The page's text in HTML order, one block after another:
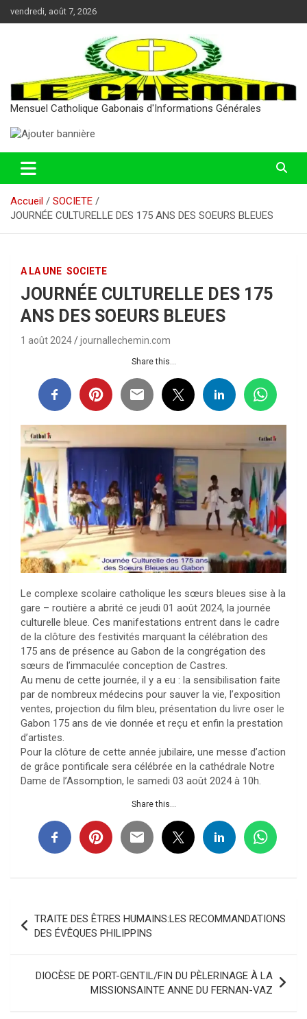
au
vendredi, août 7, 2026
Mensuel Catholique Gabonais d'Informations Générales
Accueil
SOCIETE
JOURNÉE CULTURELLE DES 175 ANS DES SOEURS BLEUES
A LA UNE SOCIETE
JOURNÉE CULTURELLE DES 175
ANS DES SOEURS BLEUES
1 août 2024 journallechemin.com
Share this...
Le complexe scolaire catholique les sœurs bleues sise à la
gare – routière a abrité ce jeudi 01 août 2024, la journée
culturelle bleue. Ces manifestations entrent dans le cadre
de la clôture des festivités marquant la célébration des
175 ans de présence au Gabon de la congrégation des
sœurs de l’immaculée conception de Castres.
Au menu de cette journée, il y a eu : la sensibilisation faite
par de nombreux médecins pour sauver la vie, l’exposition
ventes, projection du film bleu, présentation du livre oser le
Gabon 175 ans de vie donnée et reçu et enfin la prestation
d’artistes.
Pour la clôture de cette année jubilaire, une messe d’action
de grâce pontificale sera célébrée en la cathédrale Notre
Dame de l’Assomption, le samedi 03 août 2024 à 10h.
Share this...
de
l’article
TRAITE DES ÊTRES HUMAINS:LES RECOMMANDATIONS
DES ÉVÊQUES PHILIPPINS
DIOCÈSE DE PORT-GENTIL/FIN DU PÈLERINAGE À LA
MISSIONSAINTE ANNE DU FERNAN-VAZ